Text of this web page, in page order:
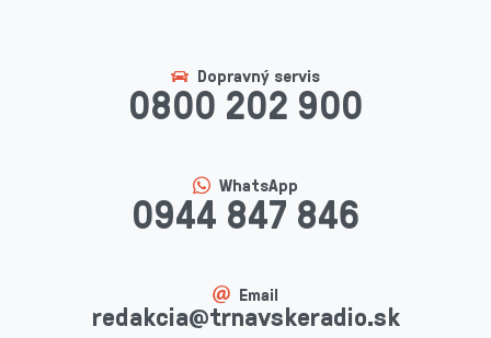
Dopravný servis
0800 202 900
WhatsApp
0944 847 846
Email
redakcia@trnavskeradio.sk